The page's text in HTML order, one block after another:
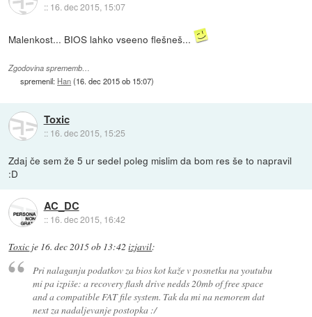
:: 16. dec 2015, 15:07
Malenkost... BIOS lahko vseeno flešneš...
Zgodovina sprememb…
spremenil: Han(16. dec 2015 ob 15:07)
Toxic
:: 16. dec 2015, 15:25
Zdaj če sem že 5 ur sedel poleg mislim da bom res še to napravil
:D
AC_DC
:: 16. dec 2015, 16:42
Toxic je 16. dec 2015 ob 13:42 izjavil:
Pri nalaganju podatkov za bios kot kaže v posnetku na youtubu
mi pa izpiše: a recovery flash drive nedds 20mb of free space
and a compatible FAT file system. Tak da mi na nemorem dat
next za nadaljevanje postopka :/